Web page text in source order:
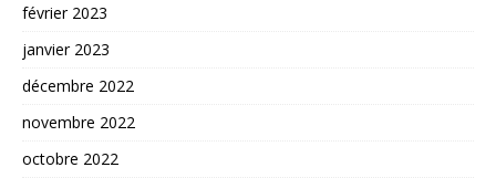
février 2023
janvier 2023
décembre 2022
novembre 2022
octobre 2022